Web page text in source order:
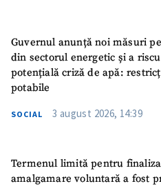
Guvernul anunță noi măsuri
din sectorul energetic și a
potențială criză de apă:
potabile
SOCIAL 3 august 2026, 14:39
Termenul limită pentru
amalgamare voluntară a fost